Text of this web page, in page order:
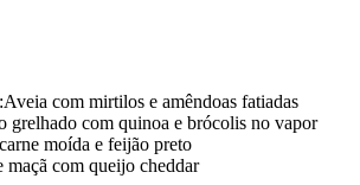
Aveia com mirtilos e amêndoas fatiadas
grelhado com quinoa e brócolis no vapor
moída e feijão preto
maçã com queijo cheddar